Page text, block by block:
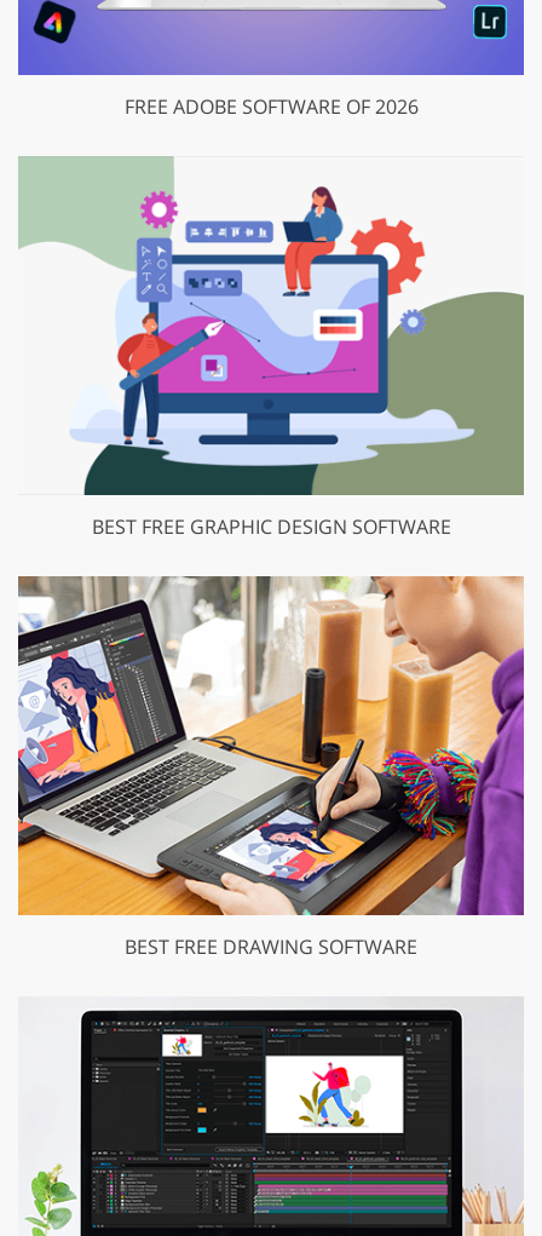
FREE ADOBE SOFTWARE OF 2026
BEST FREE GRAPHIC DESIGN SOFTWARE
BEST FREE DRAWING SOFTWARE